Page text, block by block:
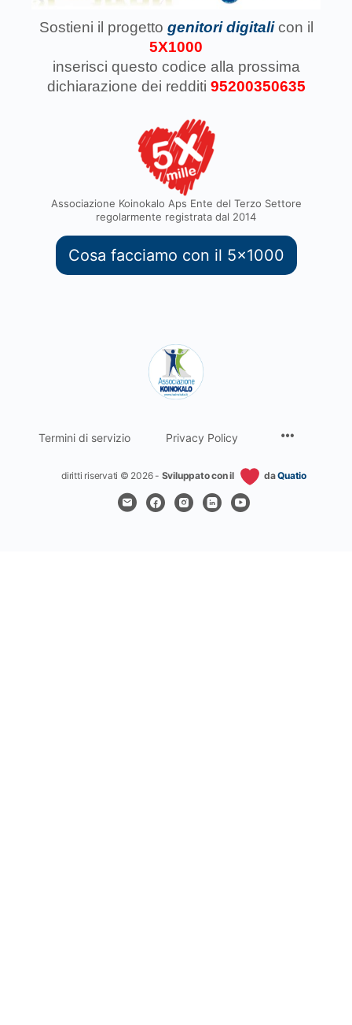
Sostieni il progetto genitori digitali con il
5X1000
inserisci questo codice alla prossima
dichiarazione dei redditi 95200350635
Associazione Koinokalo Aps Ente del Terzo Settore
regolarmente registrata dal 2014
Cosa facciamo con il 5x1000
Termini di servizio Privacy Policy
diritti riservati © 2026 - Sviluppato con il daQuatio